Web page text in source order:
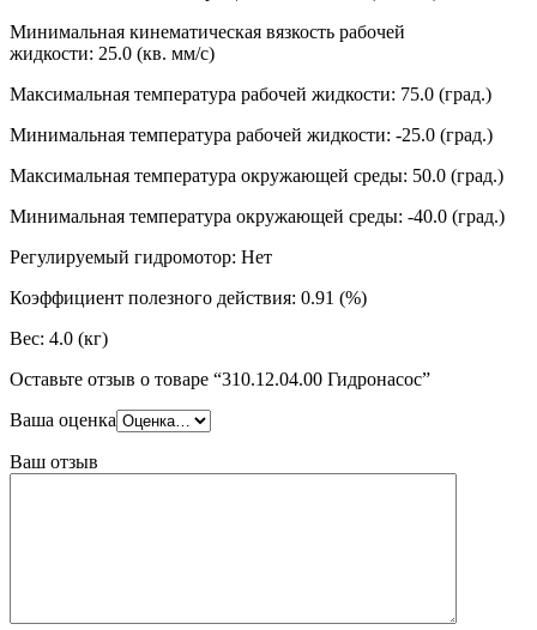
Минимальная кинематическая вязкость рабочей
жидкости: 25.0 (кв. мм/с)
Максимальная температура рабочей жидкости: 75.0 (град.)
Минимальная температура рабочей жидкости: -25.0 (град.)
Максимальная температура окружающей среды: 50.0 (град.)
Минимальная температура окружающей среды: -40.0 (град.)
Регулируемый гидромотор: Нет
Коэффициент полезного действия: 0.91 (%)
Вес: 4.0 (кг)
Оставьте отзыв о товаре “310.12.04.00 Гидронасос”
Ваша оценка
Ваш отзыв